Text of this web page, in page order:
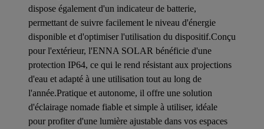
dispose également d'un indicateur de batterie,
permettant de suivre facilement le niveau d'énergie
disponible et d'optimiser l'utilisation du dispositif.Conçu
pour l'extérieur, l'ENNA SOLAR bénéficie d'une
protection IP64, ce qui le rend résistant aux projections
d'eau et adapté à une utilisation tout au long de
l'année.Pratique et autonome, il offre une solution
d'éclairage nomade fiable et simple à utiliser, idéale
pour profiter d'une lumière ajustable dans vos espaces